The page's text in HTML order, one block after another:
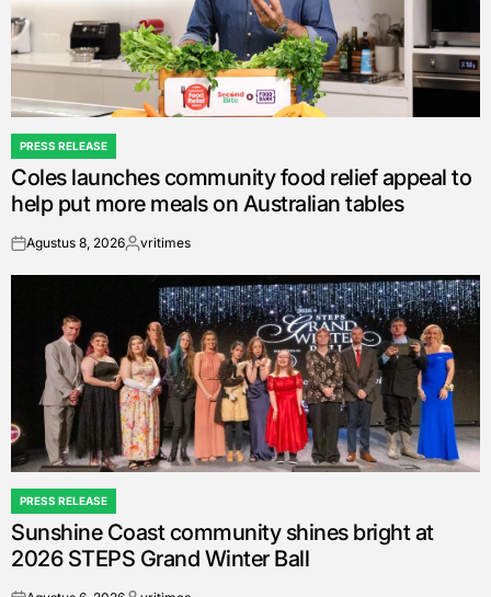
POSTED
IN
PRESS RELEASE
Coles launches community food relief appeal to
help put more meals on Australian tables
onAgustus 8, 2026Posted
vritimes
POSTED
IN
PRESS RELEASE
Sunshine Coast community shines bright at
2026 STEPS Grand Winter Ball